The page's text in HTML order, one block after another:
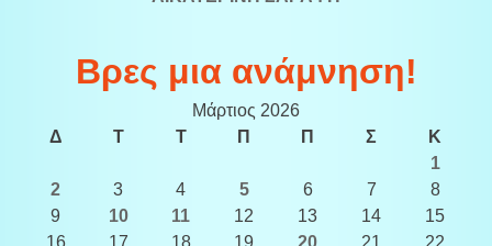
Βρες μια ανάμνηση!
Μάρτιος 2026
Δ
Τ Τ Π Π Σ
Κ
1
2
3 4 5 6 7
8
9
10 11 12 13 14
15
16
17 18 19 20 21
22